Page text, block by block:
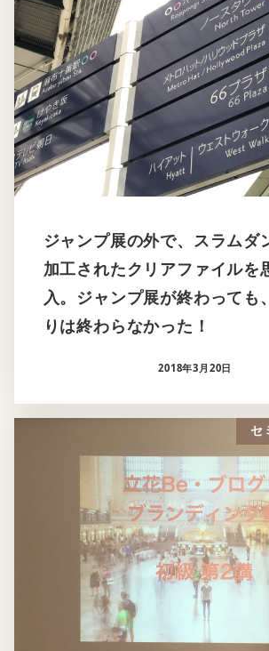
ジャンプ展の外で、スラムダ
加工されたクリアファイルを
入。ジャンプ展が終わっても
りは終わらなかった！
2018年3月20日
セ